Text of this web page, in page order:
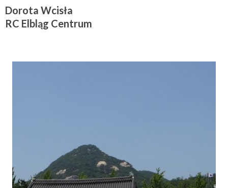
Dorota Wcisła
RC Elbląg Centrum